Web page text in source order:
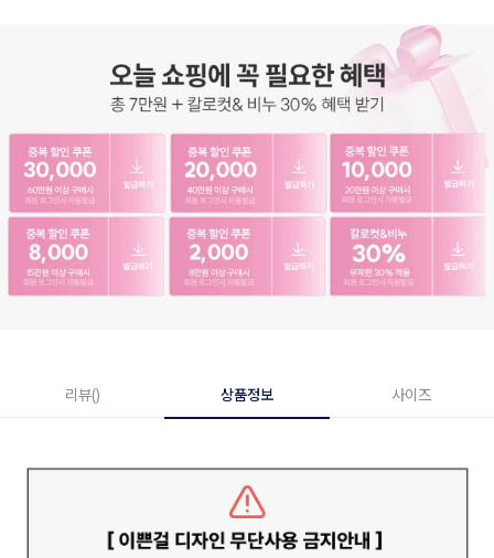
리뷰() 상품정보 사이즈